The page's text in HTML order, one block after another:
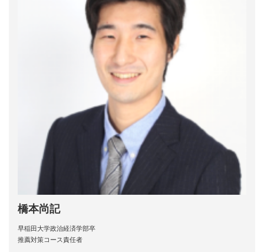
橋本尚記
早稲田大学政治経済学部卒
推薦対策コース責任者